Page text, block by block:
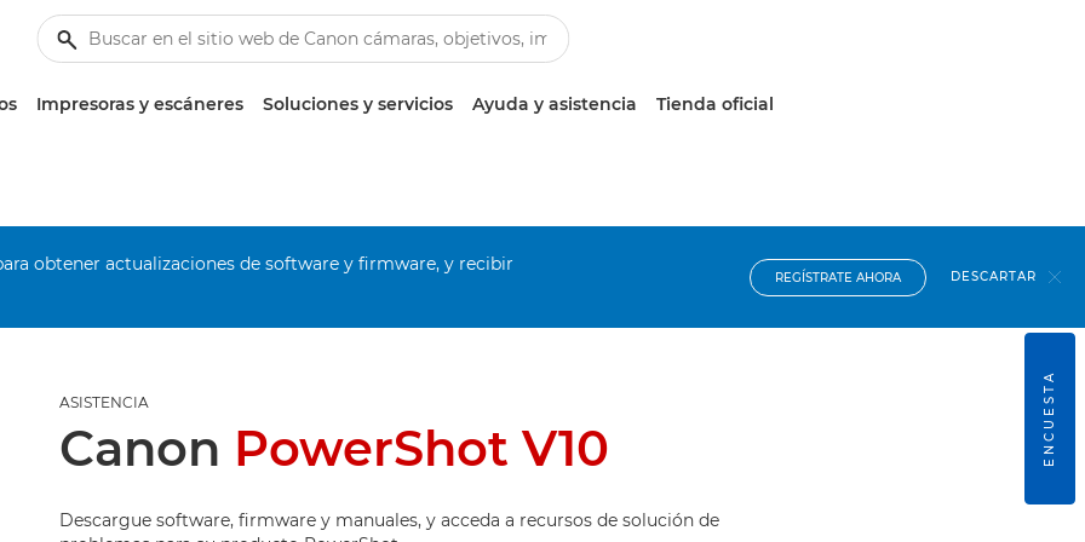
Impresoras y escáneres Soluciones y servicios Ayuda y asistencia Tienda oficial
obtener actualizaciones de software y firmware, y recibir
REGÍSTRATE AHORA DESCARTAR
ASISTENCIA
Canon PowerShot V10
Descargue software, firmware y manuales, y acceda a recursos de solución de
ENCUESTA